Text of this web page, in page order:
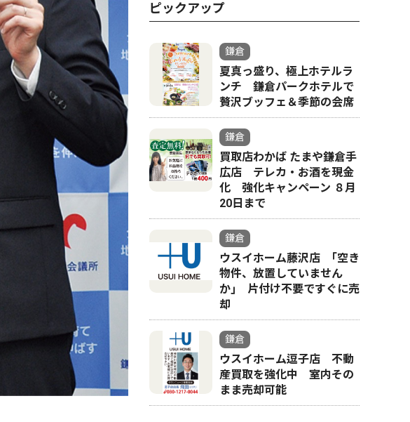
ピックアップ
鎌倉
夏真っ盛り、極上ホテルラ
ンチ 鎌倉パークホテルで
贅沢ブッフェ＆季節の会席
鎌倉
買取店わかば たまや鎌倉手
広店 テレカ・お酒を現金
化 強化キャンペーン ８月
20日まで
鎌倉
ウスイホーム藤沢店 ｢空き
物件、放置していません
か｣ 片付け不要ですぐに売
却
鎌倉
ウスイホーム逗子店 不動
産買取を強化中 室内その
まま売却可能